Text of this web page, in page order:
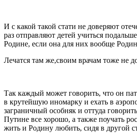
И с какой такой стати не доверяют
раз отправляют детей учиться
Родине, если она для них вообще
Лечатся там же,своим врачам тоже не
Так каждый может говорить, что он
в крутейшую иномарку и ехать в
заграничный особняк и оттуда
Путине все хорошо, а также поучать
жить и Родину любить, сидя в другой